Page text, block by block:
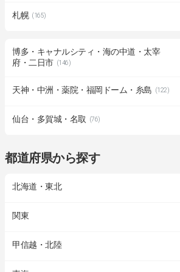
札幌 (165)
博多・キャナルシティ・海の中道・太宰
府・二日市 (146)
天神・中洲・薬院・福岡ドーム・糸島 (122)
仙台・多賀城・名取 (76)
都道府県から探す
北海道・東北
関東
甲信越・北陸